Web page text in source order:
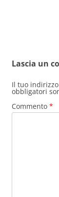
Lascia un
Il tuo
obbligatori
Commento *